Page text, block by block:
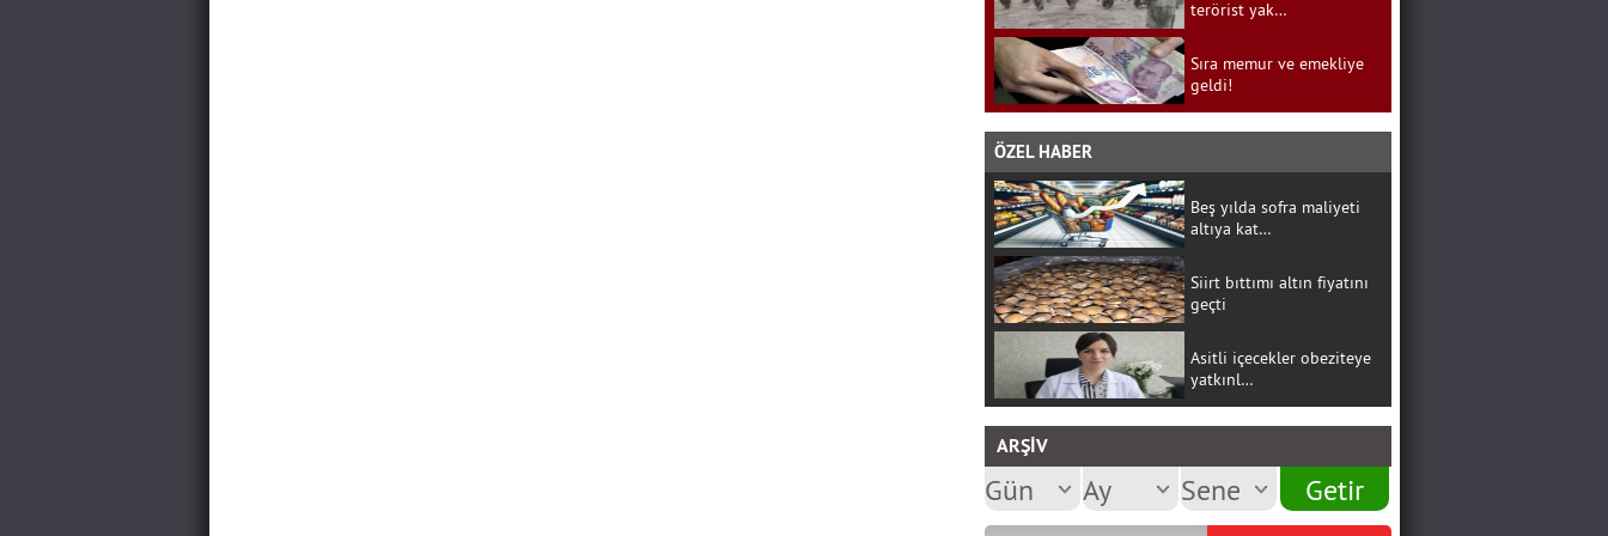
terörist yak…
Sıra memur ve emekliye
geldi!
ÖZEL HABER
Beş yılda sofra maliyeti
altıya kat…
Siirt bıttımı altın fiyatını
geçti
Asitli içecekler obeziteye
yatkınl…
ARŞİV